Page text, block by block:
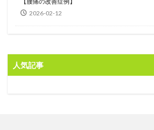
2026-02-12
人気記事